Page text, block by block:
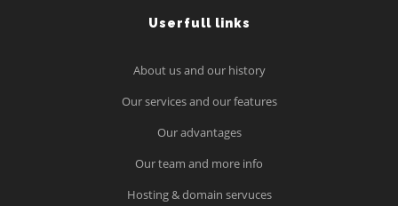
Userfull links
About us and our history
Our services and our features
Our advantages
Our team and more info
Hosting & domain servuces